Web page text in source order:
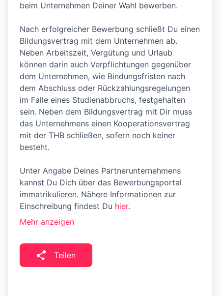
beim Unternehmen Deiner Wahl bewerben.
Nach erfolgreicher Bewerbung schließt Du einen
Bildungsvertrag mit dem Unternehmen ab.
Neben Arbeitszeit, Vergütung und Urlaub
können darin auch Verpflichtungen gegenüber
dem Unternehmen, wie Bindungsfristen nach
dem Abschluss oder Rückzahlungsregelungen
im Falle eines Studienabbruchs, festgehalten
sein. Neben dem Bildungsvertrag mit Dir muss
das Unternehmens einen Kooperationsvertrag
mit der THB schließen, sofern noch keiner
besteht.
Unter Angabe Deines Partnerunternehmens
kannst Du Dich über das Bewerbungsportal
immatrikulieren. Nähere Informationen zur
Einschreibung findest Du hier.
Mehr anzeigen
Teilen